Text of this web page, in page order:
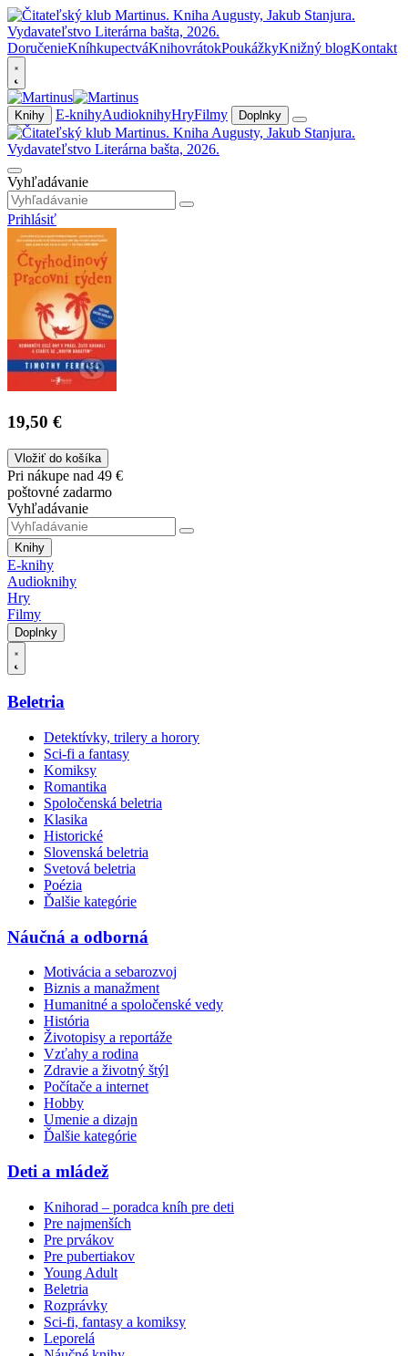
DoručenieKníhkupectváKnihovrátokPoukážkyKnižný blogKontakt
Knihy E-knihyAudioknihyHryFilmy Doplnky
Vyhľadávanie
Prihlásiť
19,50 €
Vložiť do košíka
Pri nákupe nad 49 €
poštovné zadarmo
Vyhľadávanie
Knihy
E-knihy
Audioknihy
Hry
Filmy
Doplnky
Beletria
Detektívky, trilery a horory
Sci-fi a fantasy
Komiksy
Romantika
Spoločenská beletria
Klasika
Historické
Slovenská beletria
Svetová beletria
Poézia
Ďalšie kategórie
Náučná a odborná
Motivácia a sebarozvoj
Biznis a manažment
Humanitné a spoločenské vedy
História
Životopisy a reportáže
Vzťahy a rodina
Zdravie a životný štýl
Počítače a internet
Hobby
Umenie a dizajn
Ďalšie kategórie
Deti a mládež
Knihorad – poradca kníh pre deti
Pre najmenších
Pre prvákov
Pre pubertiakov
Young Adult
Beletria
Rozprávky
Sci-fi, fantasy a komiksy
Leporelá